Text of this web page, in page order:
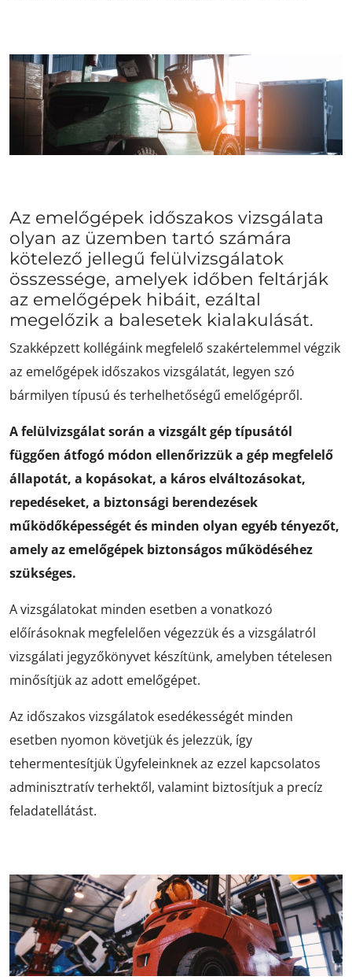
Az emelőgépek időszakos vizsgálata
olyan az üzemben tartó számára
kötelező jellegű felülvizsgálatok
összessége, amelyek időben feltárják
az emelőgépek hibáit, ezáltal
megelőzik a balesetek kialakulását.
Szakképzett kollégáink megfelelő szakértelemmel végzik
az emelőgépek időszakos vizsgálatát, legyen szó
bármilyen típusú és terhelhetőségű emelőgépről.
A felülvizsgálat során a vizsgált gép típusától
függően átfogó módon ellenőrizzük a gép megfelelő
állapotát, a kopásokat, a káros elváltozásokat,
repedéseket, a biztonsági berendezések
működőképességét és minden olyan egyéb tényezőt,
amely az emelőgépek biztonságos működéséhez
szükséges.
A vizsgálatokat minden esetben a vonatkozó
előírásoknak megfelelően végezzük és a vizsgálatról
vizsgálati jegyzőkönyvet készítünk, amelyben tételesen
minősítjük az adott emelőgépet.
Az időszakos vizsgálatok esedékességét minden
esetben nyomon követjük és jelezzük, így
tehermentesítjük Ügyfeleinknek az ezzel kapcsolatos
adminisztratív terhektől, valamint biztosítjuk a precíz
feladatellátást.